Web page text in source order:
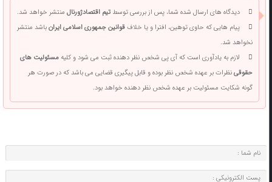
دیدگاه های ارسال شده شما، پس از بررسی توسطتیم اقتصادژورنالمنتشر خواهد شد.
پیام هایی که حاوی توهین، افترا و یا خلافقوانین جمهوری اسلامی ایرانباشد منتشر
نخواهد شد.
لازم به یادآوری است که آی پی شخص نظر دهنده ثبت می شود و کلیهمسئولیت های
حقوقینظرات بر عهده شخص نظر بوده و قابل پیگیری قضایی می باشد که در صورت هر
گونه شکایت مسئولیت بر عهده شخص نظر دهنده خواهد بود.